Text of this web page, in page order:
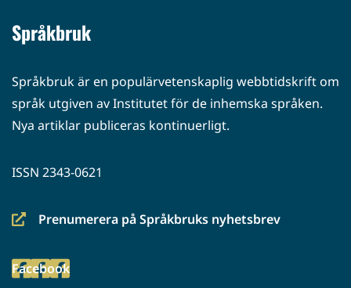
Språkbruk
Språkbruk är en populärvetenskaplig webbtidskrift om
språk utgiven av Institutet för de inhemska språken.
Nya artiklar publiceras kontinuerligt.
ISSN 2343-0621
Prenumerera på Språkbruks nyhetsbrev
(siirryt
palveluun)
Facebook
(siirryt